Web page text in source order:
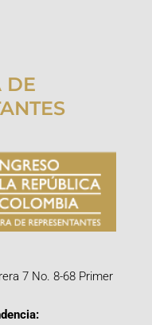
DE
7 No. 8-68 Primer